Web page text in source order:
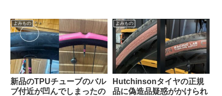
よみもの
新品のTPUチューブのバル
ブ付近が凹んでしまったの
よみもの
Hutchinsonタイヤの正規
品に偽造品疑惑がかけられ